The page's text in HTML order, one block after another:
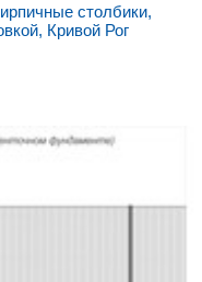
столбики,
Кривой Рог